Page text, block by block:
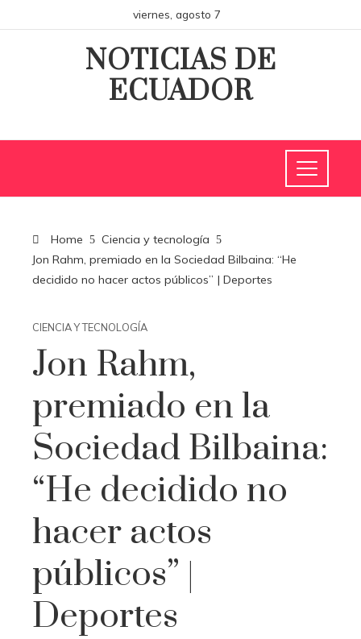
viernes, agosto 7
NOTICIAS DE
ECUADOR
Home
Ciencia y tecnología
Jon Rahm, premiado en la Sociedad Bilbaina: “He
decidido no hacer actos públicos” | Deportes
CIENCIA Y TECNOLOGÍA
Jon Rahm,
premiado en la
Sociedad Bilbaina:
“He decidido no
hacer actos
públicos” |
Deportes